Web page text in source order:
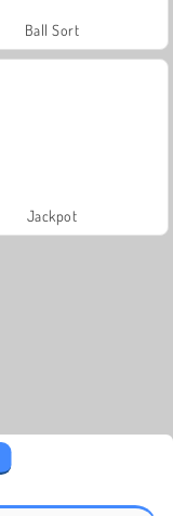
Ball Sort
Jackpot